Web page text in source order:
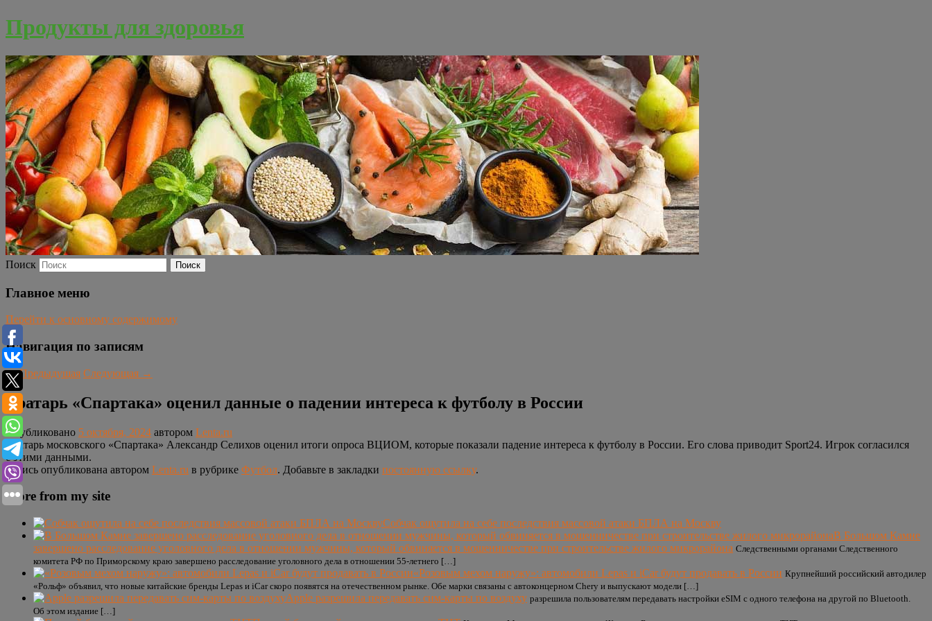
Продукты для здоровья
Поиск
Главное меню
Перейти к основному содержимому
Навигация по записям
←Предыдущая Следующая →
Вратарь «Спартака» оценил данные о падении интереса к футболу в России
Опубликовано 5 октября, 2024 автором Lenta.ru
Вратарь московского «Спартака» Александр Селихов оценил итоги опроса ВЦИОМ, которые показали падение интереса к футболу в России. Его слова приводит Sport24. Игрок согласился
с этими данными.
Запись опубликована автором Lenta.ru в рубрике Футбол. Добавьте в закладки постоянную ссылку.
More from my site
Собчак ощутила на себе последствия массовой атаки БПЛА на Москву
В Большом Камне
завершено расследование уголовного дела в отношении мужчины, который обвиняется в мошенничестве при строительстве жилого микрорайона Следственными органами Следственного
комитета РФ по Приморскому краю завершено расследование уголовного дела в отношении 55-летнего […]
«Розовым мехом наружу»: автомобили Lepas и iCar будут продавать в России Крупнейший российский автодилер
«Рольф» объявил, что новые китайские бренды Lepas и iCar скоро появятся на отечественном рынке. Обе марки связаны с автоконцерном Chery и выпускают модели […]
Apple разрешила передавать сим-карты по воздуху разрешила пользователям передавать настройки eSIM с одного телефона на другой по Bluetooth.
Об этом издание […]